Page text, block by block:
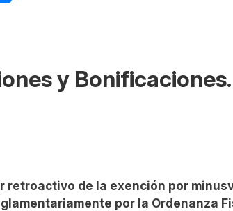
y Bonificaciones.
retroactivo de la exención por
por la Ordenanza